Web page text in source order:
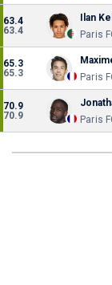
63.4
63.4
Ilan
Paris
65.3
65.3
Paris
70.9
70.9
Paris